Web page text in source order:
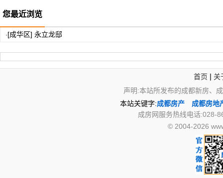
您最近浏览
·[成华区] 永立龙邸
首页 | 关
声明:本站所发布的成都新房、
本站关键字:成都房产
成都房地
成房网服务热线电话:028-
© 2004-2026